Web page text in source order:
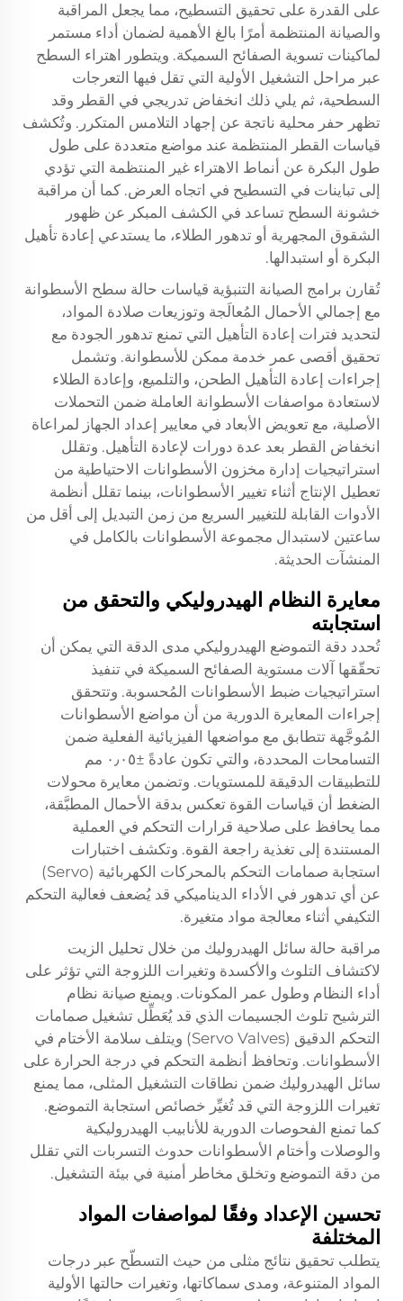
على القدرة على تحقيق التسطيح، مما يجعل المراقبة
والصيانة المنتظمة أمرًا بالغ الأهمية لضمان أداء مستمر
لماكينات تسوية الصفائح السميكة. ويتطور اهتراء السطح
عبر مراحل التشغيل الأولية التي تقل فيها التعرجات
السطحية، ثم يلي ذلك انخفاض تدريجي في القطر وقد
تظهر حفر محلية ناتجة عن إجهاد التلامس المتكرر. وتُكشف
قياسات القطر المنتظمة عند مواضع متعددة على طول
طول البكرة عن أنماط الاهتراء غير المنتظمة التي تؤدي
إلى تباينات في التسطيح في اتجاه العرض. كما أن مراقبة
خشونة السطح تساعد في الكشف المبكر عن ظهور
الشقوق المجهرية أو تدهور الطلاء، ما يستدعي إعادة تأهيل
البكرة أو استبدالها.
تُقارن برامج الصيانة التنبؤية قياسات حالة سطح الأسطوانة
مع إجمالي الأحمال المُعالَجة وتوزيعات صلادة المواد،
لتحديد فترات إعادة التأهيل التي تمنع تدهور الجودة مع
تحقيق أقصى عمر خدمة ممكن للأسطوانة. وتشمل
إجراءات إعادة التأهيل الطحن، والتلميع، وإعادة الطلاء
لاستعادة مواصفات الأسطوانة العاملة ضمن التحملات
الأصلية، مع تعويض الأبعاد في معايير إعداد الجهاز لمراعاة
انخفاض القطر بعد عدة دورات لإعادة التأهيل. وتقلل
استراتيجيات إدارة مخزون الأسطوانات الاحتياطية من
تعطيل الإنتاج أثناء تغيير الأسطوانات، بينما تقلل أنظمة
الأدوات القابلة للتغيير السريع من زمن التبديل إلى أقل من
ساعتين لاستبدال مجموعة الأسطوانات بالكامل في
المنشآت الحديثة.
معايرة النظام الهيدروليكي والتحقق من
استجابته
تُحدد دقة التموضع الهيدروليكي مدى الدقة التي يمكن أن
تحقّقها آلات مستوية الصفائح السميكة في تنفيذ
استراتيجيات ضبط الأسطوانات المُحسوبة. وتتحقق
إجراءات المعايرة الدورية من أن مواضع الأسطوانات
المُوجَّهة تتطابق مع مواضعها الفيزيائية الفعلية ضمن
التسامحات المحددة، والتي تكون عادةً ±٠٫٠٥ مم
للتطبيقات الدقيقة للمستويات. وتضمن معايرة محولات
الضغط أن قياسات القوة تعكس بدقة الأحمال المطبَّقة،
مما يحافظ على صلاحية قرارات التحكم في العملية
المستندة إلى تغذية راجعة القوة. وتكشف اختبارات
استجابة صمامات التحكم بالمحركات الكهربائية (Servo)
عن أي تدهور في الأداء الديناميكي قد يُضعف فعالية التحكم
التكيفي أثناء معالجة مواد متغيرة.
مراقبة حالة سائل الهيدروليك من خلال تحليل الزيت
لاكتشاف التلوث والأكسدة وتغيرات اللزوجة التي تؤثر على
أداء النظام وطول عمر المكونات. ويمنع صيانة نظام
الترشيح تلوث الجسيمات الذي قد يُعَطِّل تشغيل صمامات
التحكم الدقيق (Servo Valves) ويتلف سلامة الأختام في
الأسطوانات. وتحافظ أنظمة التحكم في درجة الحرارة على
سائل الهيدروليك ضمن نطاقات التشغيل المثلى، مما يمنع
تغيرات اللزوجة التي قد تُغيِّر خصائص استجابة التموضع.
كما تمنع الفحوصات الدورية للأنابيب الهيدروليكية
والوصلات وأختام الأسطوانات حدوث التسربات التي تقلل
من دقة التموضع وتخلق مخاطر أمنية في بيئة التشغيل.
تحسين الإعداد وفقًا لمواصفات المواد
المختلفة
يتطلب تحقيق نتائج مثلى من حيث التسطّح عبر درجات
المواد المتنوعة، ومدى سماكاتها، وتغيرات حالتها الأولية